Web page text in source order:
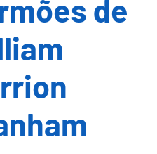
de